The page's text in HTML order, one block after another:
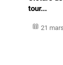
tour...
21